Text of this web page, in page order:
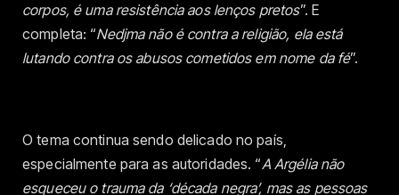
corpos, é uma resistência aos lenços pretos”. E
completa: “Nedjma não é contra a religião, ela está
lutando contra os abusos cometidos em nome da fé”.
O tema continua sendo delicado no país,
especialmente para as autoridades. “A Argélia não
esqueceu o trauma da ‘década negra’, mas as pessoas